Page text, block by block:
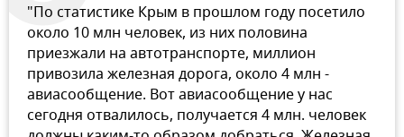
"По статистике Крым в прошлом году посетило
около 10 млн человек, из них половина
приезжали на автотранспорте, миллион
привозила железная дорога, около 4 млн -
авиасообщение. Вот авиасообщение у нас
сегодня отвалилось, получается 4 млн. человек